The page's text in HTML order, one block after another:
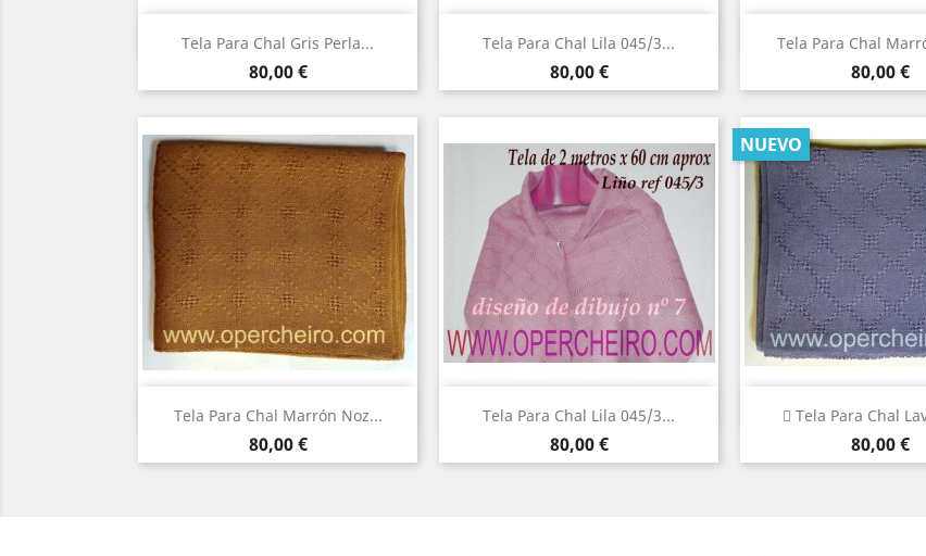
Tela Para Chal Gris Perla...
Precio
80,00 €
Vista rápida Tela Para Chal Lila 045/3...
Precio
80,00 €
Vista rápida Tela Para Chal
Precio
80,00 €
Vista
Tela Para Chal Marrón Noz...
Precio
80,00 €
Vista rápida Tela Para Chal Lila 045/3...
Precio
80,00 €
Vista rápida  Tela Para Chal
Precio
80,00 €
NUEVO
Vista